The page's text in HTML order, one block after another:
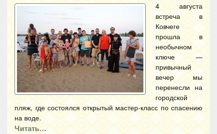
4 августа
встреча в
Ковчеге
прошла в
необычном
ключе —
привычный
вечер мы
перенесли на
городской
пляж, где состоялся открытый мастер-класс по спасению
на воде.
Читать…